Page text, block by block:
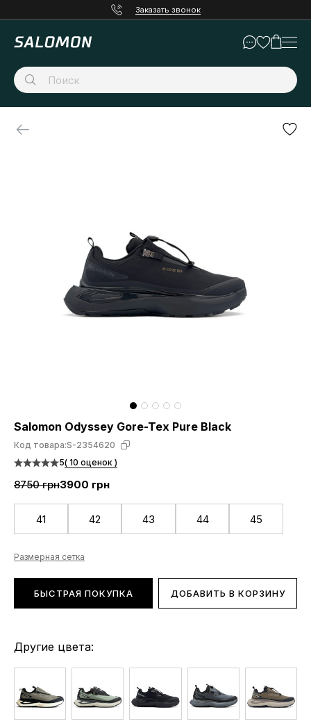
Заказать звонок
Salomon Odyssey Gore-Tex Pure Black
Код товара:S-2354620
5( 10 оценок )
8750 грн3900 грн
41 42 43 44 45
Размерная сетка
БЫСТРАЯ ПОКУПКА ДОБАВИТЬ В КОРЗИНУ
Другие цвета: